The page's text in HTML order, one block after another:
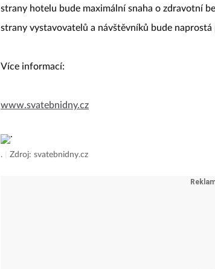
strany hotelu bude maximální snaha o zdravotní
strany vystavovatelů a návštěvníků bude naprostá
Více informací:
www.svatebnidny.cz
. Zdroj: svatebnidny.cz